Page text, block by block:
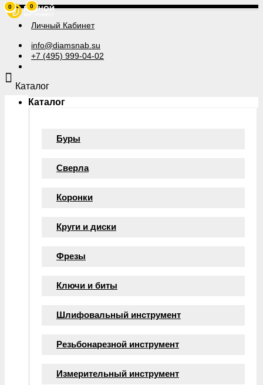
Личный Кабинет
info@diamsnab.su
+7 (495) 999-04-02
0
Каталог
Каталог
Буры
Сверла
Коронки
Круги и диски
Фрезы
Ключи и биты
Шлифовальный инструмент
Резьбонарезной инструмент
Измерительный инструмент
0